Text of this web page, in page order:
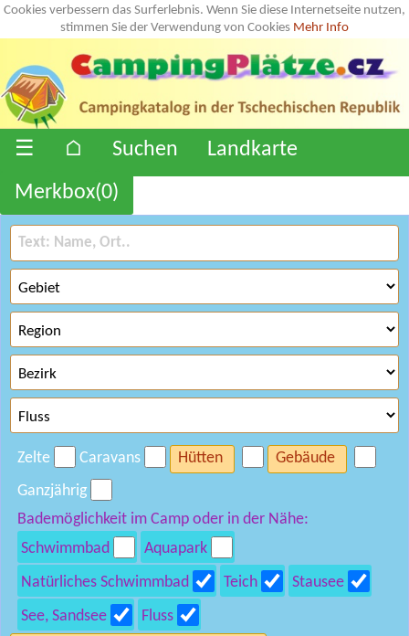
Cookies verbessern das Surferlebnis. Wenn Sie diese Internetseite nutzen,
stimmen Sie der Verwendung von Cookies Mehr Info
☰ ⌂ Suchen
Landkarte
Merkbox(0)
Zelte Caravans Hütten
Gebäude
Ganzjährig
Bademöglichkeit im Camp oder in der Nähe:
Schwimmbad
Aquapark
Natürliches Schwimmbad
Teich
Stausee
See, Sandsee
Fluss